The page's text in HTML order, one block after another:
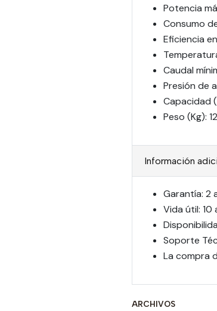
Potencia
Consumo
Eficiencia
Caudal
Presión de
Capacidad
Peso (Kg):
Información
Garantía: 2
Vida útil: 10
Soporte
La compra
ARCHIVOS